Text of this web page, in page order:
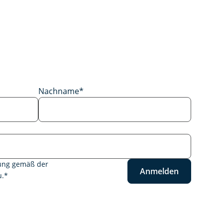
Nachname*
gemäß der
* Anmelden